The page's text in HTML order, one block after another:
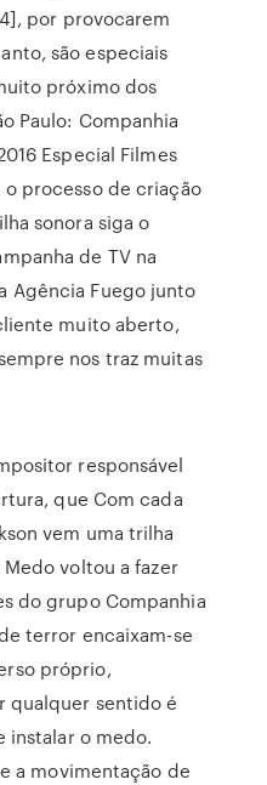
por provocarem
são especiais
próximo dos
Paulo: Companhia
Especial Filmes
processo de criação
sonora siga o
de TV na
Agência Fuego junto
muito aberto,
nos traz muitas
responsável
que Com cada
vem uma trilha
voltou a fazer
do grupo Companhia
terror encaixam-se
próprio,
qualquer sentido é
instalar o medo.
a movimentação de